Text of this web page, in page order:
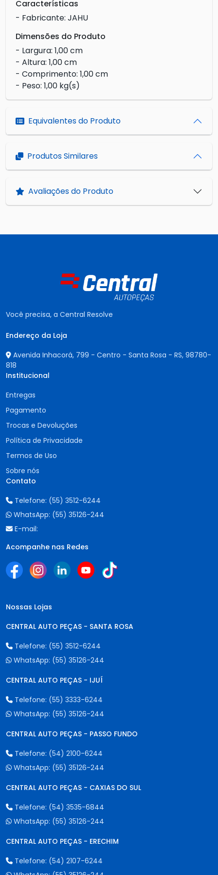
Características
- Fabricante: JAHU
Dimensões do Produto
- Largura: 1,00 cm
- Altura: 1,00 cm
- Comprimento: 1,00 cm
- Peso: 1,00 kg(s)
Equivalentes do Produto
Produtos Similares
Avaliações do Produto
Você precisa, a Central Resolve
Endereço da Loja
Avenida Inhacorá, 799 - Centro - Santa Rosa - RS, 98780-
818
Institucional
Entregas
Pagamento
Trocas e Devoluções
Política de Privacidade
Termos de Uso
Sobre nós
Contato
Telefone: (55) 3512-6244
WhatsApp: (55) 35126-244
E-mail:
Acompanhe nas Redes
Nossas Lojas
CENTRAL AUTO PEÇAS - SANTA ROSA
Telefone: (55) 3512-6244
WhatsApp: (55) 35126-244
CENTRAL AUTO PEÇAS - IJUÍ
Telefone: (55) 3333-6244
WhatsApp: (55) 35126-244
CENTRAL AUTO PEÇAS - PASSO FUNDO
Telefone: (54) 2100-6244
WhatsApp: (55) 35126-244
CENTRAL AUTO PEÇAS - CAXIAS DO SUL
Telefone: (54) 3535-6844
WhatsApp: (55) 35126-244
CENTRAL AUTO PEÇAS - ERECHIM
Telefone: (54) 2107-6244